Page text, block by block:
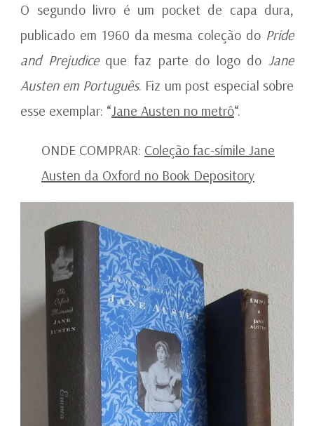
O segundo livro é um pocket de capa dura,
publicado em 1960 da mesma coleção do Pride
and Prejudiceque faz parte do logo do Jane
Austen em Português. Fiz um post especial sobre
esse exemplar: “Jane Austen no metrô“.
ONDE COMPRAR: Coleção fac-símile Jane
Austen da Oxford no Book Depository